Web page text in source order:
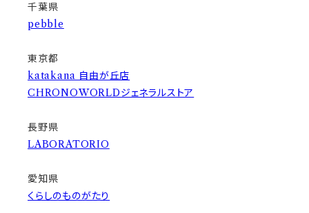
千葉県
pebble
東京都
katakana 自由が丘店
CHRONOWORLDジェネラルストア
長野県
LABORATORIO
愛知県
くらしのものがたり